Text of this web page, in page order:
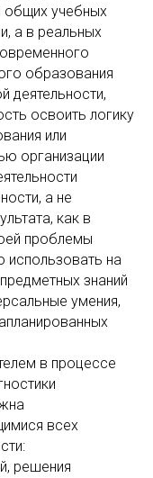
общих учебных
а в реальных
образования
деятельности,
освоить логику
или
организации
а не
как в
проблемы
использовать на
знаний
умения,
в процессе
всех
решения